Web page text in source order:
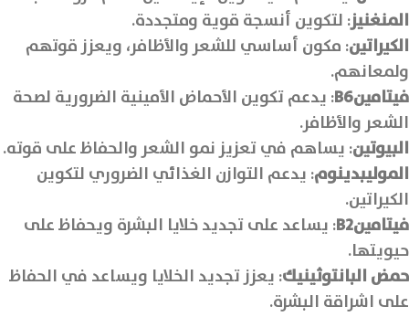
المنغنيز: لتكوين أنسجة قوية ومتجددة.
الكيراتين: مكون أساسي للشعر والأظافر، ويعزز قوتهم
ولمعانهم.
فيتامينB6: يدعم تكوين الأحماض الأمينية الضرورية لصحة
الشعر والأظافر.
البيوتين: يساهم في تعزيز نمو الشعر والحفاظ على قوته.
الموليبدينوم: يدعم التوازن الغذائي الضروري لتكوين
الكيراتين.
فيتامينB2: يساعد على تجديد خلايا البشرة ويحفاظ على
حيويتها.
حمض البانتوثينيك: يعزز تجديد الخلايا ويساعد في الحفاظ
على اشراقة البشرة.